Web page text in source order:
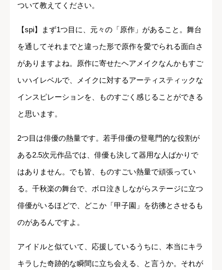
ついて教えてください。
【spi】まず1つ目に、元々の「原作」があること。舞台
を通してそれまでと違った形で原作を愛でられる面白さ
がありますよね。原作に寄せたヘアメイクなんかもすご
いハイレベルで、メイクに対するアーティスティックな
インスピレーションを、ものすごく感じることができる
と思います。
2つ目は俳優の熱量です。若手俳優の登竜門的な役割が
ある2.5次元作品では、俳優も決して器用な人ばかりで
はありません。でも皆、ものすごい熱量で頑張ってい
る。千秋楽の舞台で、ボロ泣きしながらステージに立つ
俳優がいるほどで、どこか「甲子園」を彷彿とさせるも
のがあるんですよ。
アイドルと似ていて、応援しているうちに、本当にキラ
キラした奇跡的な瞬間に立ち会える、と言うか。それが